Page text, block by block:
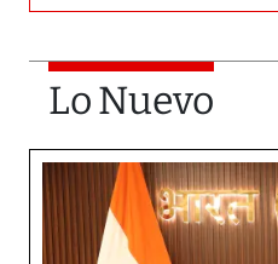
Lo Nuevo